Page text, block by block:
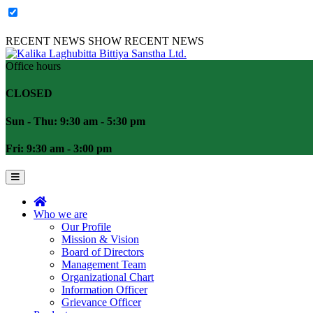
RECENT NEWS SHOW RECENT NEWS
Office hours
CLOSED
Sun - Thu: 9:30 am - 5:30 pm
Fri: 9:30 am - 3:00 pm
Who we are
Our Profile
Mission & Vision
Board of Directors
Management Team
Organizational Chart
Information Officer
Grievance Officer